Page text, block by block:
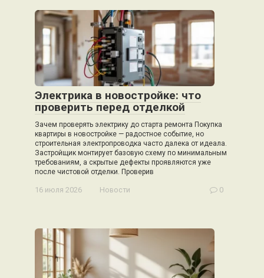
Электрика в новостройке: что
проверить перед отделкой
Зачем проверять электрику до старта ремонта Покупка
квартиры в новостройке — радостное событие, но
строительная электропроводка часто далека от идеала.
Застройщик монтирует базовую схему по минимальным
требованиям, а скрытые дефекты проявляются уже
после чистовой отделки. Проверив
16 июля 2026 Новости 0